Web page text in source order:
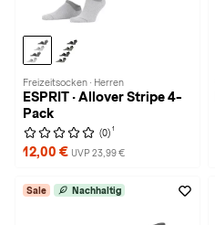
Freizeitsocken · Herren
ESPRIT · Allover Stripe 4-
Pack
(0) 1
12,00 € UVP 23,99 €
Sale Nachhaltig